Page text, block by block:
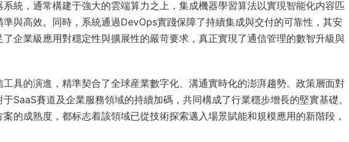
統，通常構建于強大的雲端算力之上，集成機器學習算法以實現智能化内容匹
與高效。同時，系統通過DevOps實踐保障了持續集成與交付的可靠性，其安
企業級應用對穩定性與擴展性的嚴苛要求，真正實現了通信管理的數智升級與
具的演進，精準契合了全球産業數字化、溝通實時化的澎湃趨勢。政策層面對
SaaS賽道及企業服務領域的持續加碼，共同構成了行業穩步增長的堅實基礎。
的成熟度，都标志着該領域已從技術探索邁入場景賦能和規模應用的新階段，